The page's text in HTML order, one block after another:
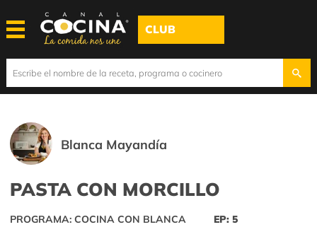
CLUB
Blanca Mayandía
PASTA CON MORCILLO
PROGRAMA: COCINA CON BLANCA EP: 5